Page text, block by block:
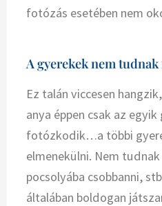
fotózás esetében nem
A gyerekek nem
Ez talán viccesen
anya éppen csak az
fotózkodik…a többi
elmenekülni. Nem
pocsolyába csobbanni,
általában boldogan